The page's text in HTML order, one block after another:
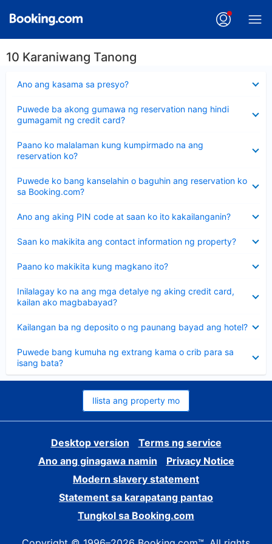
10 Karaniwang Tanong
Ano ang kasama sa presyo?
ang
Puwede ba akong gumawa ng reservation nang hindi
gumagamit ng credit card?
ang
sagot
Paano ko malalaman kung kumpirmado na ang
reservation ko?
ang
sagot
Puwede ko bang kanselahin o baguhin ang reservation ko
sa Booking.com?
ang
sagot
Ano ang aking PIN code at saan ko ito kakailanganin?
ang
Saan ko makikita ang contact information ng property?
ang
Paano ko makikita kung magkano ito?
ang
Inilalagay ko na ang mga detalye ng aking credit card,
kailan ako magbabayad?
ang
sagot
Kailangan ba ng deposito o ng paunang bayad ang hotel?
ang
Puwede bang kumuha ng extrang kama o crib para sa
isang bata?
ang
sagot
Ilista ang property mo
Desktop version
Terms ng service
Ano ang ginagawa namin
Privacy Notice
Modern slavery statement
Statement sa karapatang pantao
Tungkol sa Booking.com